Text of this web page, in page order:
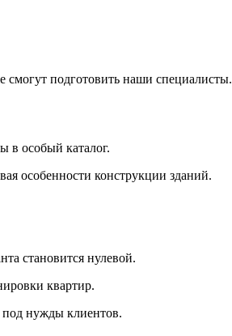
смогут подготовить наши специалисты.
в особый каталог.
особенности конструкции зданий.
становится нулевой.
квартир.
нужды клиентов.